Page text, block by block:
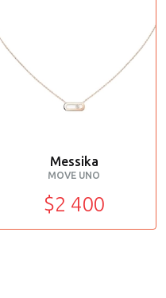
Messika
MOVE UNO
$2 400